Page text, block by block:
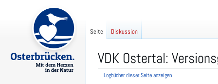
VDK Ostertal:
Logbücher dieser Seite anzeigen
Seite Diskussion